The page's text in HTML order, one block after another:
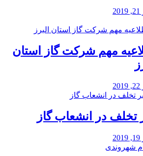
مهم شرکت گاز استان
تخلف در انشعاب گاز